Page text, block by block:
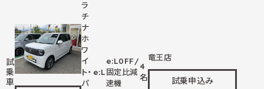
試
乗
車
ラ
チ
ナ
ホ
ワ
イ
ト・
パ
e:L
e:L0FF/
固定比減
速機
4
名
竜王店
試乗申込み